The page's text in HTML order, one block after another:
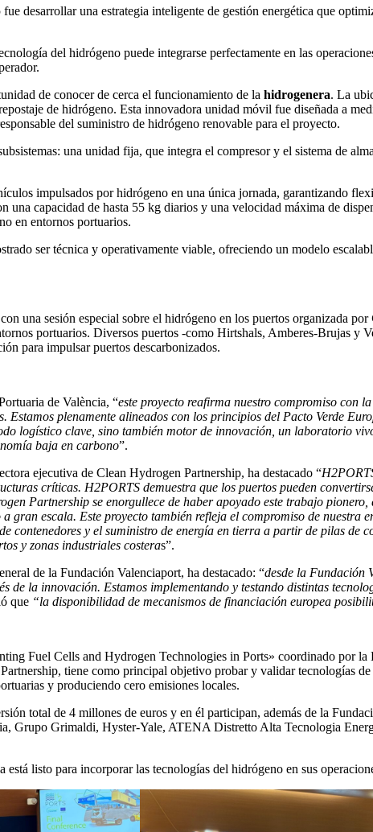
desarrollar una estrategia inteligente de gestión energética que
del hidrógeno puede integrarse perfectamente en las
de conocer de cerca el funcionamiento de la hidrogenera. La
de hidrógeno. Esta innovadora unidad móvil fue diseñada a
del suministro de hidrógeno renovable para el proyecto.
una unidad fija, que integra el compresor y el sistema de
impulsados por hidrógeno en una única jornada, garantizando
una capacidad de hasta 55 kg diarios y una velocidad máxima de
en entornos portuarios.
ser técnica y operativamente viable, ofreciendo un modelo
una sesión especial sobre el hidrógeno en los puertos organizada por
portuarios. Diversos puertos -como Hirtshals, Amberes-Brujas y
para impulsar puertos descarbonizados.
de València, “este proyecto reafirma nuestro compromiso con
Estamos plenamente alineados con los principios del Pacto Verde
logístico clave, sino también motor de innovación, un laboratorio
baja en carbono”.
ejecutiva de Clean Hydrogen Partnership, ha destacado “
críticas. H2PORTS demuestra que los puertos pueden
Partnership se enorgullece de haber apoyado este trabajo
gran escala. Este proyecto también refleja el compromiso de
contenedores y el suministro de energía en tierra a partir de pilas
y zonas industriales costeras”.
de la Fundación Valenciaport, ha destacado: “desde la Fundación
de la innovación. Estamos implementando y testando distintas
que “la disponibilidad de mecanismos de financiación europea
Fuel Cells and Hydrogen Technologies in Ports» coordinado por
tiene como principal objetivo probar y validar tecnologías
y produciendo cero emisiones locales.
total de 4 millones de euros y en él participan, además de la
Grupo Grimaldi, Hyster-Yale, ATENA Distretto Alta Tecnologia
está listo para incorporar las tecnologías del hidrógeno en sus